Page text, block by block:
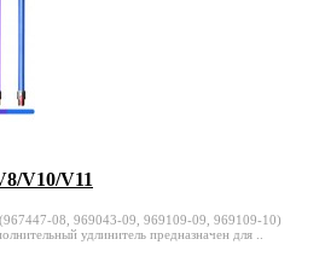
V10/V11
08, 969043-09, 969109-09, 969109-10)
удлинитель предназначен для ..